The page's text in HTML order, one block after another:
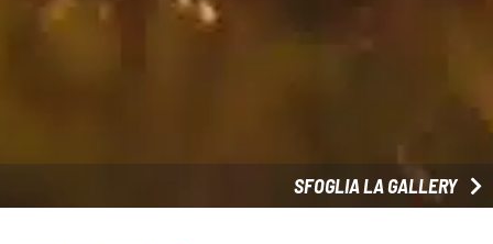
SFOGLIA LA GALLERY